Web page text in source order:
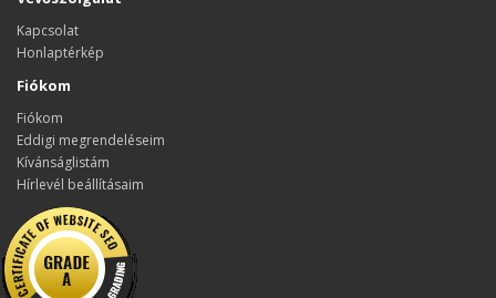
Kapcsolat
Honlaptérkép
Fiókom
Fiókom
Eddigi megrendeléseim
Kívánságlistám
Hírlevél beállításaim